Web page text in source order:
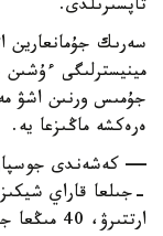
تاپسىرىلدى.
سەرىك جۇمانعارين
مينيسترلىگى
جۇمىس ورنىن اشۋ
ەرەكشە ماڭىزعا يە.